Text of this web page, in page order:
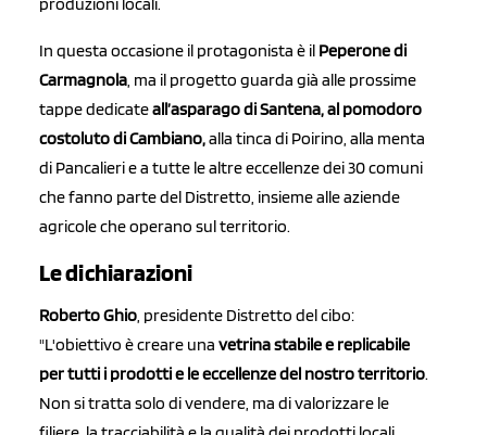
In questa occasione il protagonista è il Peperone di
Carmagnola , ma il progetto guarda già alle prossime
tappe dedicateall’asparago di Santena, al pomodoro
costoluto di Cambiano,alla tinca di Poirino, alla menta
di Pancalieri e a tutte le altre eccellenze dei 30 comuni
che fanno parte del Distretto, insieme alle aziende
agricole che operano sul territorio.
Le dichiarazioni
Roberto Ghio, presidente Distretto del cibo:
"L'obiettivo è creare una vetrina stabile e replicabile
per tutti i prodotti e le eccellenze del nostro territorio.
Non si tratta solo di vendere, ma di valorizzare le